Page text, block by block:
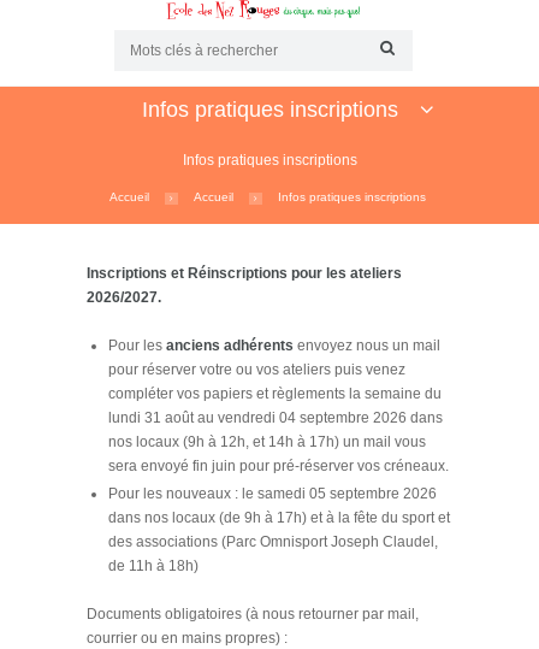
Infos pratiques inscriptions
Infos pratiques inscriptions
Accueil Accueil Infos pratiques inscriptions
Inscriptions et Réinscriptions pour les ateliers
2026/2027.
Pour les anciens adhérents envoyez nous un mail
pour réserver votre ou vos ateliers puis venez
compléter vos papiers et règlements la semaine du
lundi 31 août au vendredi 04 septembre 2026 dans
nos locaux (9h à 12h, et 14h à 17h) un mail vous
sera envoyé fin juin pour pré-réserver vos créneaux.
Pour les nouveaux : le samedi 05 septembre 2026
dans nos locaux (de 9h à 17h) et à la fête du sport et
des associations (Parc Omnisport Joseph Claudel,
de 11h à 18h)
Documents obligatoires (à nous retourner par mail,
courrier ou en mains propres) :